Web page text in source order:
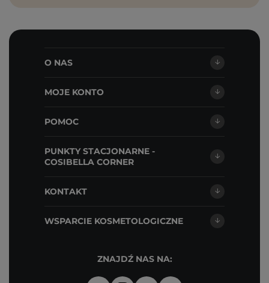
O NAS
MOJE KONTO
POMOC
PUNKTY STACJONARNE -
COSIBELLA CORNER
KONTAKT
WSPARCIE KOSMETOLOGICZNE
ZNAJDŹ NAS NA: